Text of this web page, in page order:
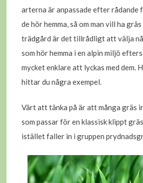
arterna är anpassade efter rådande
de hör hemma, så om man vill ha
trädgård är det tillrådligt att välja
som hör hemma i en alpin miljö
mycket enklare att lyckas med dem.
hittar du några exempel.
Värt att tänka på är att många gräs
som passar för en klassisk klippt
istället faller in i gruppen